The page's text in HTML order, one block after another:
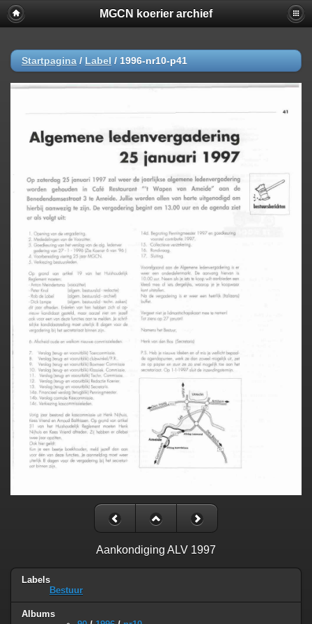
MGCN koerier archief
Startpagina / Label / 1996-nr10-p41
Aankondiging ALV 1997
Labels
Bestuur
Albums